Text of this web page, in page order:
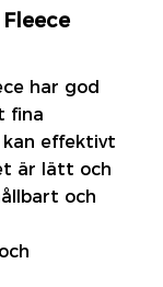
har god
fina
kan effektivt
är lätt och
och